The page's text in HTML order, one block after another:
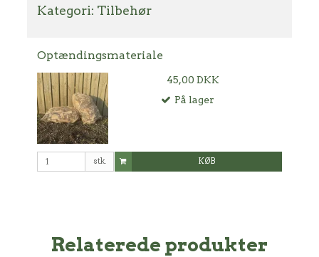
Kategori: Tilbehør
Optændingsmateriale
45,00 DKK
På lager
stk. KØB
Relaterede produkter